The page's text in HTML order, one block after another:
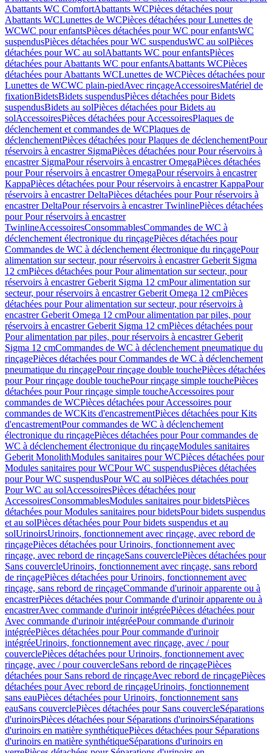
Abattants WC ComfortAbattants WCPièces détachées pour
Abattants WCLunettes de WCPièces détachées pour Lunettes de
WCWC pour enfantsPièces détachées pour WC pour enfantsWC
suspendusPièces détachées pour WC suspendusWC au solPièces
détachées pour WC au solAbattants WC pour enfantsPièces
détachées pour Abattants WC pour enfantsAbattants WCPièces
détachées pour Abattants WCLunettes de WCPièces détachées pour
Lunettes de WCWC plain-piedAvec rinçageAccessoiresMatériel de
fixationBidetsBidets suspendusPièces détachées pour Bidets
suspendusBidets au solPièces détachées pour Bidets au
solAccessoiresPièces détachées pour AccessoiresPlaques de
déclenchement et commandes de WCPlaques de
déclenchementPièces détachées pour Plaques de déclenchementPour
réservoirs à encastrer SigmaPièces détachées pour Pour réservoirs à
encastrer SigmaPour réservoirs à encastrer OmegaPièces détachées
pour Pour réservoirs à encastrer OmegaPour réservoirs à encastrer
KappaPièces détachées pour Pour réservoirs à encastrer KappaPour
réservoirs à encastrer DeltaPièces détachées pour Pour réservoirs à
encastrer DeltaPour réservoirs à encastrer TwinlinePièces détachées
pour Pour réservoirs à encastrer
TwinlineAccessoiresConsommablesCommandes de WC à
déclenchement électronique du rinçagePièces détachées pour
Commandes de WC à déclenchement électronique du rinçagePour
alimentation sur secteur, pour réservoirs à encastrer Geberit Sigma
12 cmPièces détachées pour Pour alimentation sur secteur, pour
réservoirs à encastrer Geberit Sigma 12 cmPour alimentation sur
secteur, pour réservoirs à encastrer Geberit Omega 12 cmPièces
détachées pour Pour alimentation sur secteur, pour réservoirs à
encastrer Geberit Omega 12 cmPour alimentation par piles, pour
réservoirs à encastrer Geberit Sigma 12 cmPièces détachées pour
Pour alimentation par piles, pour réservoirs à encastrer Geberit
Sigma 12 cmCommandes de WC à déclenchement pneumatique du
rinçagePièces détachées pour Commandes de WC à déclenchement
pneumatique du rinçagePour rinçage double touchePièces détachées
pour Pour rinçage double touchePour rinçage simple touchePièces
détachées pour Pour rinçage simple toucheAccessoires pour
commandes de WCPièces détachées pour Accessoires pour
commandes de WCKits d'encastrementPièces détachées pour Kits
d'encastrementPour commandes de WC à déclenchement
électronique du rinçagePièces détachées pour Pour commandes de
WC à déclenchement électronique du rinçageModules sanitaires
Geberit MonolithModules sanitaires pour WCPièces détachées pour
Modules sanitaires pour WCPour WC suspendusPièces détachées
pour Pour WC suspendusPour WC au solPièces détachées pour
Pour WC au solAccessoiresPièces détachées pour
AccessoiresConsommablesModules sanitaires pour bidetsPièces
détachées pour Modules sanitaires pour bidetsPour bidets suspendus
et au solPièces détachées pour Pour bidets suspendus et au
solUrinoirsUrinoirs, fonctionnement avec rinçage, avec rebord de
rinçagePièces détachées pour Urinoirs, fonctionnement avec
rinçage, avec rebord de rinçageSans couverclePièces détachées pour
Sans couvercleUrinoirs, fonctionnement avec rinçage, sans rebord
de rinçagePièces détachées pour Urinoirs, fonctionnement avec
rinçage, sans rebord de rinçageCommande d'urinoir apparente ou à
encastrerPièces détachées pour Commande d'urinoir apparente ou à
encastrerAvec commande d'urinoir intégréePièces détachées pour
Avec commande d'urinoir intégréePour commande d'urinoir
intégréePièces détachées pour Pour commande d'urinoir
intégréeUrinoirs, fonctionnement avec rinçage, avec / pour
couverclePièces détachées pour Urinoirs, fonctionnement avec
rinçage, avec / pour couvercleSans rebord de rinçagePièces
détachées pour Sans rebord de rinçageAvec rebord de rinçagePièces
détachées pour Avec rebord de rinçageUrinoirs, fonctionnement
sans eauPièces détachées pour Urinoirs, fonctionnement sans
eauSans couverclePièces détachées pour Sans couvercleSéparations
d'urinoirsPièces détachées pour Séparations d'urinoirsSéparations
d'urinoirs en matière synthétiquePièces détachées pour Séparations
d'urinoirs en matière synthétiqueSéparations d'urinoirs en